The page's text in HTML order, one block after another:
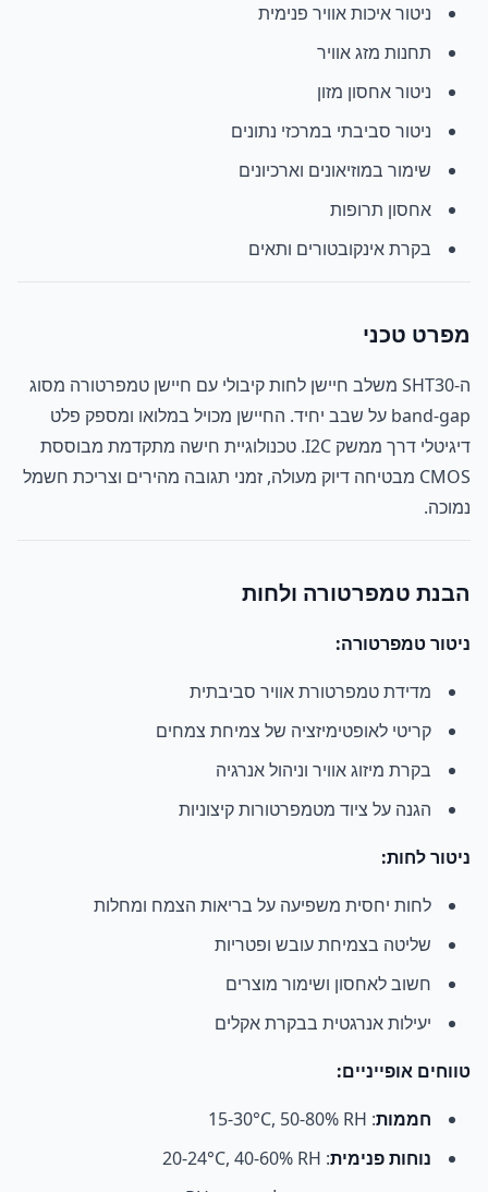
ניטור איכות אוויר פנימית
תחנות מזג אוויר
ניטור אחסון מזון
ניטור סביבתי במרכזי נתונים
שימור במוזיאונים וארכיונים
אחסון תרופות
בקרת אינקובטורים ותאים
מפרט טכני
ה-SHT30 משלב חיישן לחות קיבולי עם חיישן טמפרטורה מסוג
band-gap על שבב יחיד. החיישן מכויל במלואו ומספק פלט
דיגיטלי דרך ממשק I2C. טכנולוגיית חישה מתקדמת מבוססת
CMOS מבטיחה דיוק מעולה, זמני תגובה מהירים וצריכת חשמל
נמוכה.
הבנת טמפרטורה ולחות
ניטור טמפרטורה:
מדידת טמפרטורת אוויר סביבתית
קריטי לאופטימיזציה של צמיחת צמחים
בקרת מיזוג אוויר וניהול אנרגיה
הגנה על ציוד מטמפרטורות קיצוניות
ניטור לחות:
לחות יחסית משפיעה על בריאות הצמח ומחלות
שליטה בצמיחת עובש ופטריות
חשוב לאחסון ושימור מוצרים
יעילות אנרגטית בבקרת אקלים
טווחים אופייניים:
חממות: 15-30°C, 50-80% RH
נוחות פנימית: 20-24°C, 40-60% RH